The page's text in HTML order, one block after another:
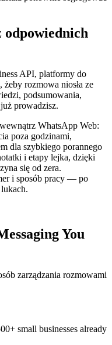
odpowiednich
API, platformy do
rozmowa niosła ze
podsumowania,
prowadzisz.
wewnątrz WhatsApp Web:
poza godzinami,
dla szybkiego porannego
i etapy lejka, dzięki
się od zera.
i sposób pracy — po
You
zarządzania rozmowami
small businesses already